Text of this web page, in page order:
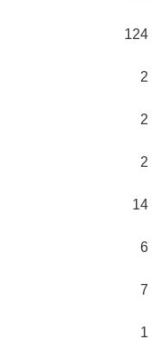
124
2
2
2
14
6
7
1